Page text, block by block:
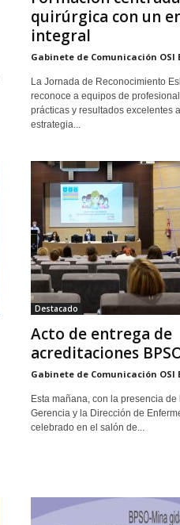
quirúrgica con un
integral
Gabinete de Comunicación OSI
La Jornada de Reconocimiento
reconoce a equipos de
prácticas y resultados excelentes
estrategia...
Destacado
Acto de entrega de
acreditaciones
Gabinete de Comunicación OSI
Esta mañana, con la presencia de
Gerencia y la Dirección de
celebrado en el salón de...